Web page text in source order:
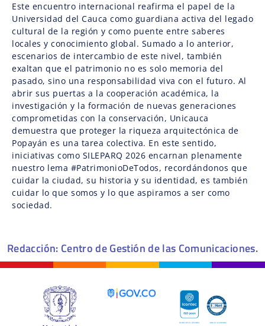
Este encuentro internacional reafirma el papel de la
Universidad del Cauca como guardiana activa del legado
cultural de la región y como puente entre saberes
locales y conocimiento global. Sumado a lo anterior,
escenarios de intercambio de este nivel, también
exaltan que el patrimonio no es solo memoria del
pasado, sino una responsabilidad viva con el futuro. Al
abrir sus puertas a la cooperación académica, la
investigación y la formación de nuevas generaciones
comprometidas con la conservación, Unicauca
demuestra que proteger la riqueza arquitectónica de
Popayán es una tarea colectiva. En este sentido,
iniciativas como SILEPARQ 2026 encarnan plenamente
nuestro lema #PatrimonioDeTodos, recordándonos que
cuidar la ciudad, su historia y su identidad, es también
cuidar lo que somos y lo que aspiramos a ser como
sociedad.
Redacción: Centro de Gestión de las Comunicaciones.